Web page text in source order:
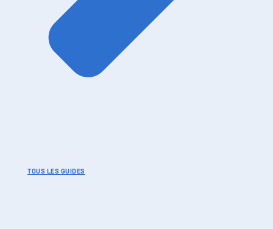
TOUS LES GUIDES